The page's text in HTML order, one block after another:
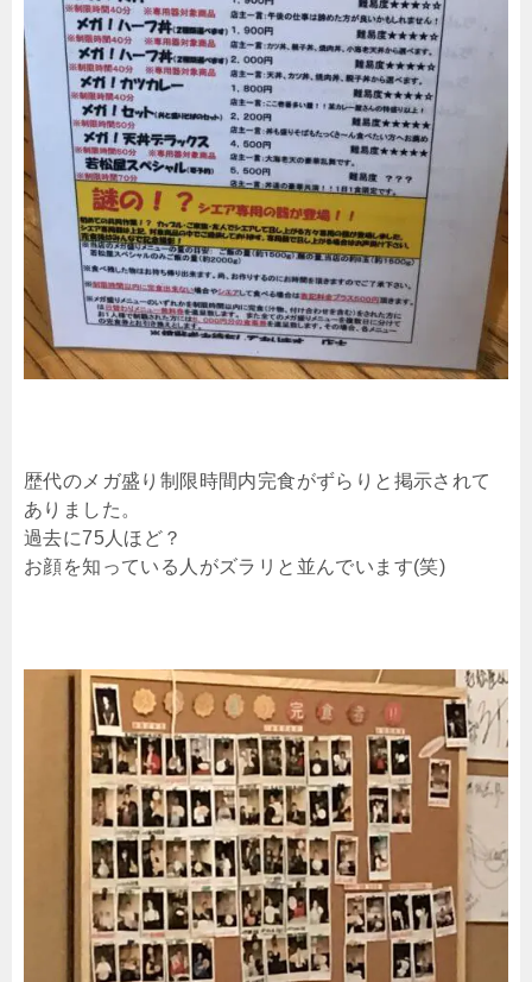
歴代のメガ盛り制限時間内完食がずらりと掲示されて
ありました。
過去に75人ほど？
お顔を知っている人がズラリと並んでいます(笑)